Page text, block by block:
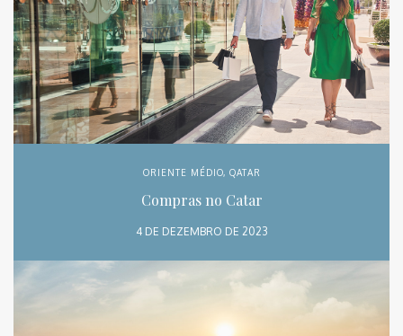
ORIENTE MÉDIO, QATAR
Compras no Catar
4 DE DEZEMBRO DE 2023